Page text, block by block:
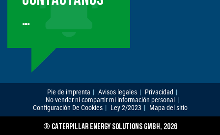
…
Pie de imprenta Avisos legales
Privacidad
No vender ni compartir mi información personal
Configuración De Cookies
Ley 2/2023 Mapa del sitio
© CATERPILLAR ENERGY SOLUTIONS GMBH, 2026